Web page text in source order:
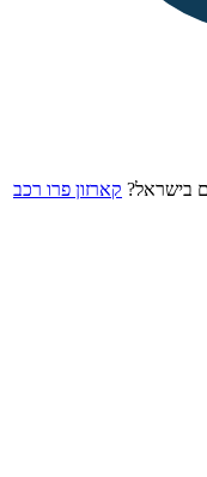
בישראל? קארזון פרו רכב